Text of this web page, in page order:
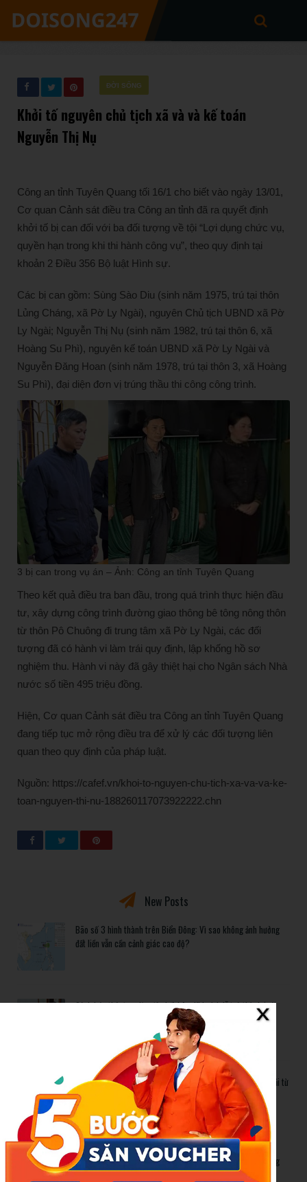
ĐỜI SỐNG
Khởi tố nguyên chủ tịch xã và và kế toán
Nguyễn Thị Nụ
Công an tỉnh Tuyên Quang tối 16/1 cho biết vào ngày 13/01,
Cơ quan Cảnh sát điều tra Công an tỉnh đã ra quyết định
khởi tố bị can đối với ba đối tượng về tội “Lợi dụng chức vụ,
quyền hạn trong khi thi hành công vụ”, theo quy định tại
khoản 2 Điều 356 Bộ luật Hình sự.
Các bị can gồm: Sùng Sào Diu (sinh năm 1975, trú tại thôn
Lủng Cháng, xã Pờ Ly Ngài), nguyên Chủ tịch UBND xã Pờ
Ly Ngài; Nguyễn Thị Nụ (sinh năm 1982, trú tại thôn 6, xã
Hoàng Su Phì), nguyên kế toán UBND xã Pờ Ly Ngài và
Nguyễn Đăng Hoan (sinh năm 1978, trú tại thôn 3, xã Hoàng
Su Phì), đại diện đơn vị trúng thầu thi công công trình.
3 bị can trong vụ án – Ảnh: Công an tỉnh Tuyên Quang
Theo kết quả điều tra ban đầu, trong quá trình thực hiện đầu
tư, xây dựng công trình đường giao thông bê tông nông thôn
từ thôn Pô Chuông đi trung tâm xã Pờ Ly Ngài, các đối
tượng đã có hành vi làm trái quy định, lập khống hồ sơ
nghiệm thu. Hành vi này đã gây thiệt hại cho Ngân sách Nhà
nước số tiền 495 triệu đồng.
Hiện, Cơ quan Cảnh sát điều tra Công an tỉnh Tuyên Quang
đang tiếp tục mở rộng điều tra để xử lý các đối tượng liên
quan theo quy định của pháp luật.
Nguồn: https://cafef.vn/khoi-to-nguyen-chu-tich-xa-va-va-ke-
toan-nguyen-thi-nu-188260117073922222.chn
New Posts
Bão số 3 hình thành trên Biển Đông: Vì sao không ảnh hưởng
đất liền vẫn cần cảnh giác cao độ?
Cảnh báo thủ đoạn lừa đảo kết hôn: Khi sính lễ trở thành ‘cái
Gần 1.200 tỷ đồng xóa ‘mù bơi’ cho học sinh TP.HCM: Lời giải từ
chính sách hỗ trợ trực tiếp
Related Posts
Bão số 3 hình thành trên Biển Đông: Vì sao không ảnh hưởng
đất liền vẫn cần cảnh giác cao độ?